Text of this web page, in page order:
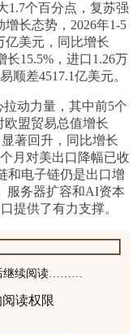
1.7个百分点，复苏强
长态势，2026年1-5
亿美元，同比增长
长15.5%，进口1.26万
顺差4517.1亿美元。
动力量，其中前5个
欧盟贸易总值增长
著回升，同比增长
月对美出口降幅已收
和电子链仍是出口增
服务器扩容和AI资本
提供了有力支撑。
继续阅读………
读权限